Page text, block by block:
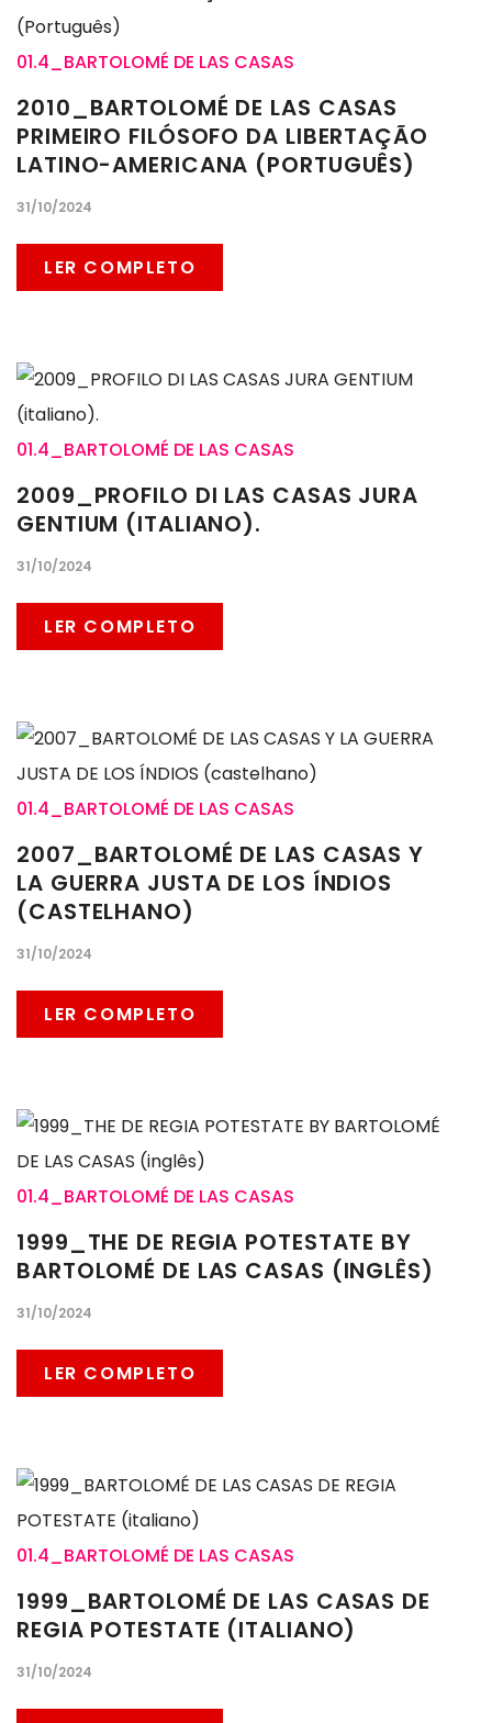
01.4_BARTOLOMÉ DE LAS CASAS
2010_BARTOLOMÉ DE LAS CASAS
PRIMEIRO FILÓSOFO DA LIBERTAÇÃO
LATINO-AMERICANA (PORTUGUÊS)
31/10/2024
LER COMPLETO
01.4_BARTOLOMÉ DE LAS CASAS
2009_PROFILO DI LAS CASAS JURA
GENTIUM (ITALIANO).
31/10/2024
LER COMPLETO
01.4_BARTOLOMÉ DE LAS CASAS
2007_BARTOLOMÉ DE LAS CASAS Y
LA GUERRA JUSTA DE LOS ÍNDIOS
(CASTELHANO)
31/10/2024
LER COMPLETO
01.4_BARTOLOMÉ DE LAS CASAS
1999_THE DE REGIA POTESTATE BY
BARTOLOMÉ DE LAS CASAS (INGLÊS)
31/10/2024
LER COMPLETO
01.4_BARTOLOMÉ DE LAS CASAS
1999_BARTOLOMÉ DE LAS CASAS DE
REGIA POTESTATE (ITALIANO)
31/10/2024